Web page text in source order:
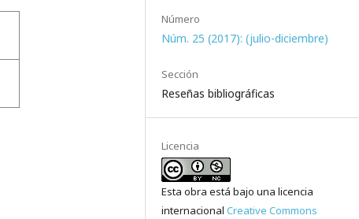
Número
Núm. 25 (2017): (julio-diciembre)
Sección
Reseñas bibliográficas
Licencia
Esta obra está bajo una licencia
internacionalCreative Commons